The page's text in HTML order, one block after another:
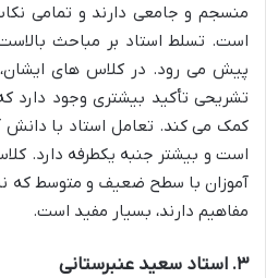
منسجم و جامعی دارند و تمامی
است. تسلط استاد بر مباحث
پیش می رود. در کلاس های
تشریحی تأکید بیشتری وجود دارد
کمک می کند. تعامل استاد با دانش
است و بیشتر جنبه یکطرفه دارد.
آموزان با سطح ضعیف و متوسط که
مفاهیم دارند، بسیار مفید است.
۳. استاد سعید عنبرستانی